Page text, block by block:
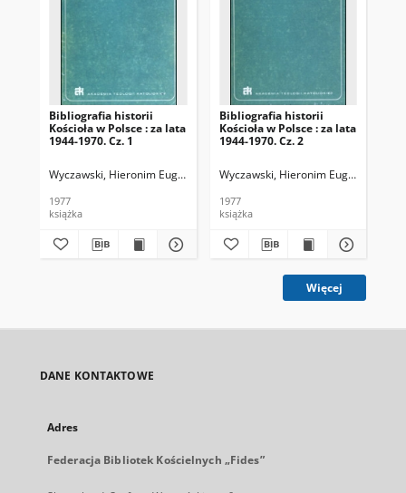
Bibliografia historii
Kościoła w Polsce : za lata
1944-1970. Cz. 1
Wyczawski, Hieronim Eugeniusz (1918-1993)
1977
książka
Bibliografia historii
Kościoła w Polsce : za lata
1944-1970. Cz. 2
Wyczawski, Hieronim Eugeniusz
1977
książka
Więcej
DANE KONTAKTOWE
Adres
Federacja Bibliotek Kościelnych „Fides”